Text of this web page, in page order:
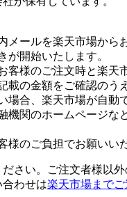
メールを楽天市場から
が開始いたします。
客様のご注文時と楽天
載の金額をご確認のう
場合、楽天市場が自動
機関のホームページ
のご負担でお願いい
さい。ご注文者様以
わせは楽天市場まで